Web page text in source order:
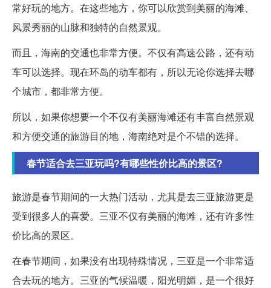
常好玩的地方。在这些地方，你可以欣赏到美丽的海滩、
风景秀丽的山脉和独特的自然景观。
而且，海南的交通也非常方便。不仅有高速公路，还有动
车可以选择。现在环岛的动车都有，所以无论你选择去哪
个城市，都非常方便。
所以，如果你想要一个不仅有美丽海滩还有丰富自然景观
和方便交通的旅游目的地，海南绝对是个不错的选择。
春节适合去三亚玩吗?有哪些性价比高的景区?
旅游是春节期间的一大热门活动，尤其是去三亚旅游更是
受到很多人的喜爱。三亚不仅有美丽的海滩，还有许多性
价比高的景区。
在春节期间，如果没有出现特殊情况，三亚是一个非常适
合去玩的地方。三亚的气候温暖，阳光明媚，是一个很好